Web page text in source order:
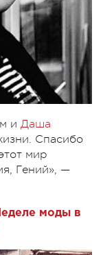
и Даша
Спасибо
мир
Гений», —
моды в